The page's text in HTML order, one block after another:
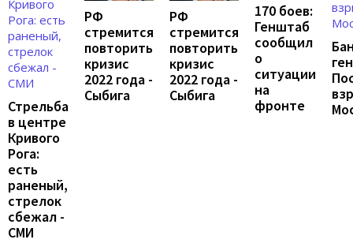
Стрельба
в центре
Кривого
Рога:
есть
раненый,
стрелок
сбежал -
СМИ
РФ
стремится
повторить
кризис
2022 года -
Сыбига
РФ
стремится
повторить
кризис
2022 года -
Сыбига
170 боев:
Генштаб
сообщил
о
ситуации
на
фронте